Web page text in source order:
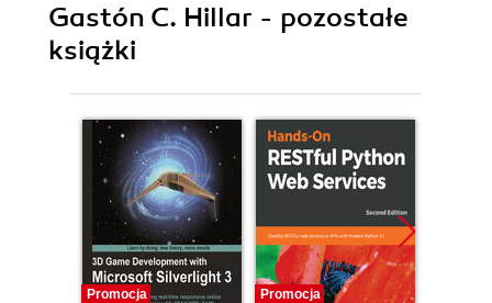
Gastón C. Hillar - pozostałe
książki
Promocja Promocja